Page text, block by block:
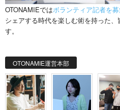
OTONAMIEではボランティア記者を
シェアする時代を楽しむ術を持った
す。
OTONAMIE運営本部